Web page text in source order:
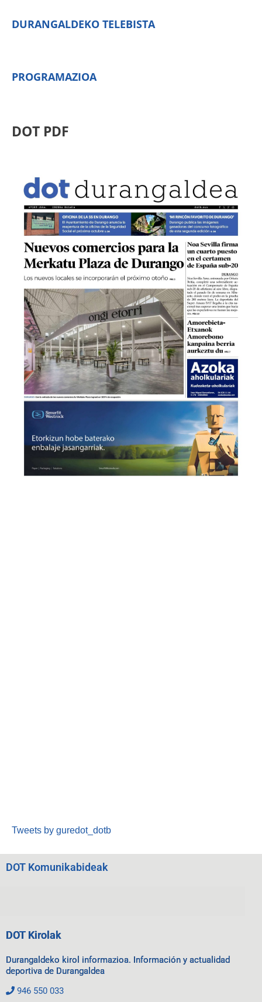
DURANGALDEKO TELEBISTA
PROGRAMAZIOA
DOT PDF
Tweets by guredot_dotb
DOT Komunikabideak
DOT Kirolak
Durangaldeko kirol informazioa. Información y actualidad
deportiva de Durangaldea
946 550 033